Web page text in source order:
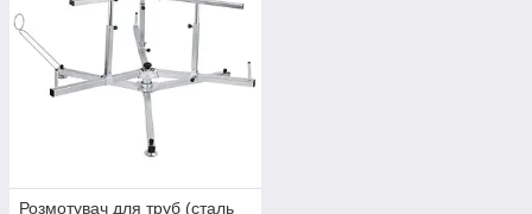
Розмотувач для труб (сталь